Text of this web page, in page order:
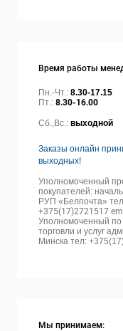
Время работы
Пн.-Чт.: 8.30-17.15
Пт.: 8.30-16.00
Сб.,Вс.: выходной
Заказы онлайн
выходных!
Уполномоченный
покупателей:
РУП «Белпочта»
+375(17)2721517
Уполномоченный
торговли и услуг
Минска тел:
Мы принимаем: